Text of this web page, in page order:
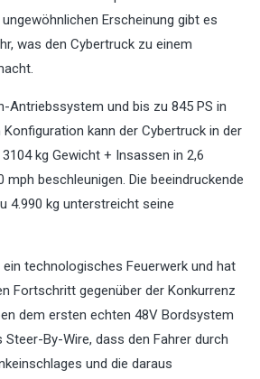
Erscheinung gibt es
was den Cybertruck zu einem
Antriebssystem und bis zu 845 PS in
kann der Cybertruck in der
kg Gewicht + Insassen in 2,6
mph beschleunigen. Die beeindruckende
4.990 kg unterstreicht seine
technologisches Feuerwerk und hat
Fortschritt gegenüber der Konkurrenz
dem ersten echten 48V Bordsystem
By-Wire, dass den Fahrer durch
und die daraus